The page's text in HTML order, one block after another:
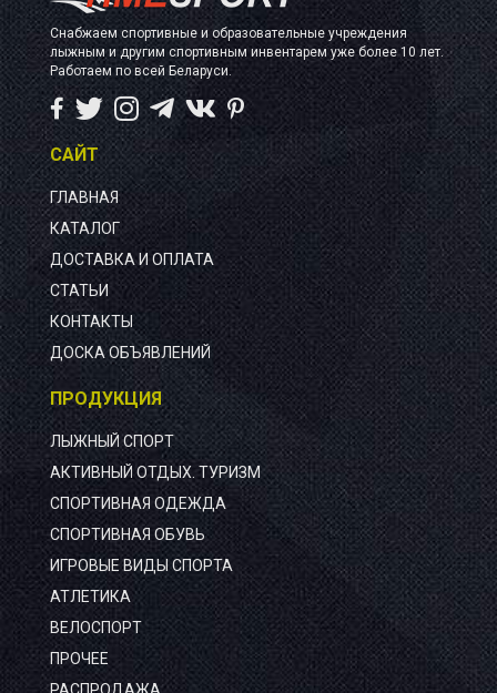
Снабжаем спортивные и образовательные учреждения
лыжным и другим спортивным инвентарем уже более 10 лет.
Работаем по всей Беларуси.
САЙТ
ГЛАВНАЯ
КАТАЛОГ
ДОСТАВКА И ОПЛАТА
СТАТЬИ
КОНТАКТЫ
ДОСКА ОБЪЯВЛЕНИЙ
ПРОДУКЦИЯ
ЛЫЖНЫЙ СПОРТ
АКТИВНЫЙ ОТДЫХ. ТУРИЗМ
СПОРТИВНАЯ ОДЕЖДА
СПОРТИВНАЯ ОБУВЬ
ИГРОВЫЕ ВИДЫ СПОРТА
АТЛЕТИКА
ВЕЛОСПОРТ
ПРОЧЕЕ
РАСПРОДАЖА